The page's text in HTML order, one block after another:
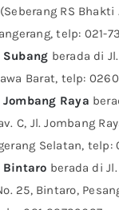
RS Bhakti
telp: 021-
berada di
Barat, telp:
Raya
C, Jl. Jombang
Selatan, telp:
Bintaro berada di
25, Bintaro,